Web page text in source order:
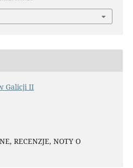
Galicji II
RECENZJE, NOTY O